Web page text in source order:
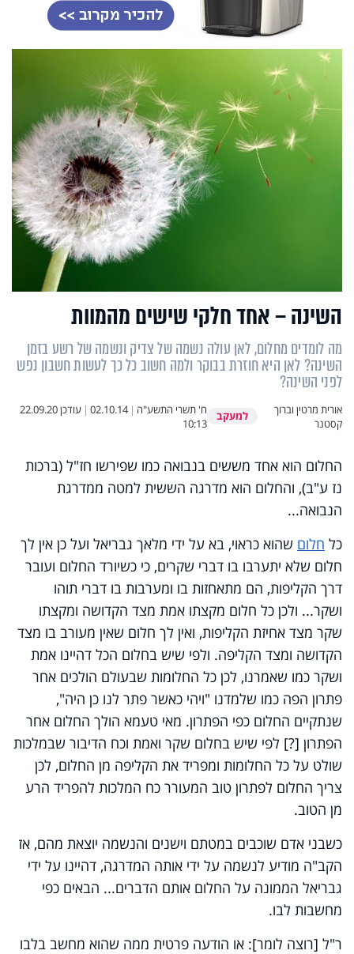
השינה – אחד חלקי שישים מהמוות
מה לומדים מחלום, לאן עולה נשמה של צדיק ונשמה של רשע בזמן
השינה? לאן היא חוזרת בבוקר ולמה חשוב כל כך לעשות חשבון נפש
לפני השינה?
אורית מרטין וברוך
קסטנר
למעקב ח' תשרי התשע"ה |
02.10.14
| עודכן22.09.20
10:13
החלום הוא אחד מששים בנבואה כמו שפירשו חז"ל (ברכות
נז ע"ב), והחלום הוא מדרגה הששית למטה ממדרגת
הנבואה...
כל חלום שהוא כראוי, בא על ידי מלאך גבריאל ועל כן אין לך
חלום שלא יתערבו בו דברי שקרים, כי כשיורד החלום ועובר
דרך הקליפות, הם מתאחזות בו ומערבות בו דברי תוהו
ושקר... ולכן כל חלום מקצתו אמת מצד הקדושה ומקצתו
שקר מצד אחיזת הקליפות, ואין לך חלום שאין מעורב בו מצד
הקדושה ומצד הקליפה. ולפי שיש בחלום הכל דהיינו אמת
ושקר כמו שאמרנו, לכן כל החלומות שבעולם הולכים אחר
פתרון הפה כמו שלמדנו "ויהי כאשר פתר לנו כן היה",
שנתקיים החלום כפי הפתרון. מאי טעמא הולך החלום אחר
הפתרון [?] לפי שיש בחלום שקר ואמת וכח הדיבור שבמלכות
שולט על כל החלומות ומפריד את הקליפה מן החלום, לכן
צריך החלום לפתרון טוב המעורר כח המלכות להפריד הרע
מן הטוב.
כשבני אדם שוכבים במטתם וישנים והנשמה יוצאת מהם, אז
הקב"ה מודיע לנשמה על ידי אותה המדרגה, דהיינו על ידי
גבריאל הממונה על החלום אותם הדברים... הבאים כפי
מחשבות לבו.
ר"ל [רוצה לומר]: או הודעה פרטית ממה שהוא מחשב בלבו